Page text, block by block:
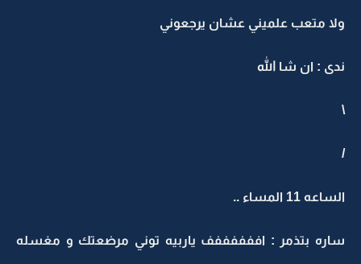
ولا متعب علميني عشان يرجعوني
ندى : ان شا الله
\
/
الساعه 11 المساء ..
ساره بتذمر : اففففففف ياربيه توني مرضعتك و مغسله